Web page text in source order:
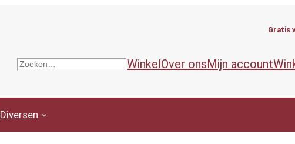
Gratis
Zoeken WinkelOver onsMijn account
Diversen